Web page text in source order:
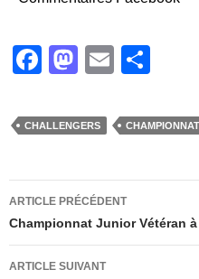
F
c
b
o
o
k
M
st
d
o
n
E
ail ta
er
CHALLENGERS
Navigation
des
articles
ARTICLE PRÉCÉDENT
Championnat Junior Vétéran à
ARTICLE SUIVANT